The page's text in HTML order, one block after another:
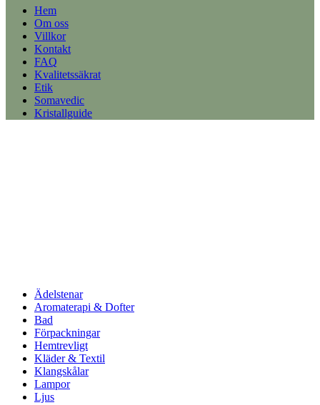
Hem
Om oss
Villkor
Kontakt
FAQ
Kvalitetssäkrat
Etik
Somavedic
Kristallguide
Ädelstenar
Aromaterapi & Dofter
Bad
Förpackningar
Hemtrevligt
Kläder & Textil
Klangskålar
Lampor
Ljus